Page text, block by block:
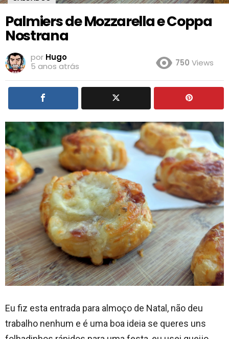
Palmiers de Mozzarella e Coppa
Nostrana
por Hugo
5 anos atrás
750 Views
Eu fiz esta entrada para almoço de Natal, não deu
trabalho nenhum e é uma boa ideia se queres uns